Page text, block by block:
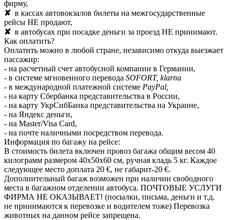
фирму,
✘ в кассах автовокзалов билеты на межгосударственные
рейсы НЕ продают,
✘ в автобусах при посадке деньги за проезд НЕ принимают.
Как оплатить?
Оплатить можно в любой стране, независимо откуда выезжает
пассажир:
- на расчетный счет автобусной компании в Германии,
- в системе мгновенного перевода SOFORT, klarna
- в международной платежной системе PayPal,
- на карту Сбербанка представительства в России,
- на карту УкрСибБанка представительства на Украине,
- на Яндекс деньги,
- на Master/Visa Card,
- на почте наличными посредством перевода.
Информация по багажу на рейсе:
В стоимость билета включен провоз багажа общим весом 40
килограмм размером 40х50х60 см, ручная кладь 5 кг. Каждое
следующее место доплата 20 €, не габарит-20 €.
Дополнительный багаж возможен при наличии свободного
места в багажном отделении автобуса. ПОЧТОВЫЕ УСЛУГИ
ФИРМА НЕ ОКАЗЫВАЕТ! (посылки, письма, деньги и т.д.
не принимаются к перевозке и водителем тоже) Перевозка
животных на данном рейсе запрещена.